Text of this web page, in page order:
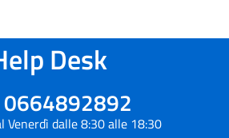
Desk
0664892892
Venerdì dalle 8:30 alle 18:30